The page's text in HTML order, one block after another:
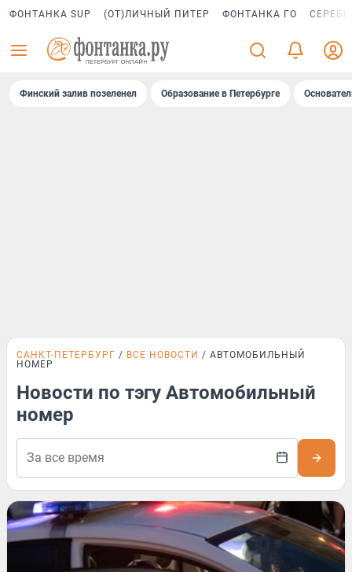
ФОНТАНКА SUP (ОТ)ЛИЧНЫЙ ПИТЕР ФОНТАНКА ГО
Финский залив позеленел Образование в Петербурге
САНКТ-ПЕТЕРБУРГ ВСЕ НОВОСТИ
АВТОМОБИЛЬНЫЙ
НОМЕР
Новости по тэгу Автомобильный
номер